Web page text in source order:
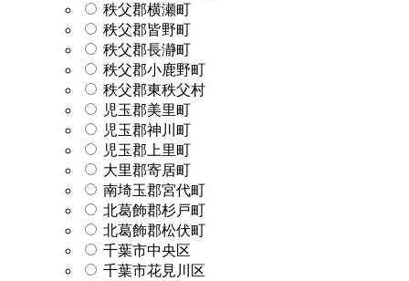
秩父郡横瀬町
秩父郡皆野町
秩父郡長瀞町
秩父郡小鹿野町
秩父郡東秩父村
児玉郡美里町
児玉郡神川町
児玉郡上里町
大里郡寄居町
南埼玉郡宮代町
北葛飾郡杉戸町
北葛飾郡松伏町
千葉市中央区
千葉市花見川区